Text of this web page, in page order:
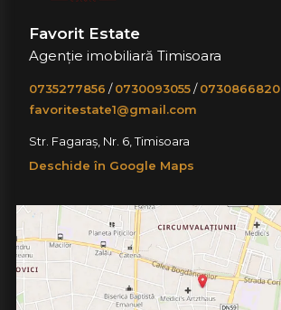
Favorit Estate
Agenție imobiliară Timisoara
0735277856 /0730093055/0730866820
favoritestate1@gmail.com
Str. Fagaraș, Nr. 6, Timisoara
Deschide în Google Maps